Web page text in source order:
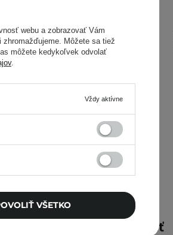
Shoes - Lesklý
balzam na pery -
23,50 €
Mohlo by vás zaujímať
webu a zobrazovať Vám
zhromažďujeme. Môžete sa tiež
môžete kedykoľvek odvolať
.
Vždy aktívne
VŠETKO